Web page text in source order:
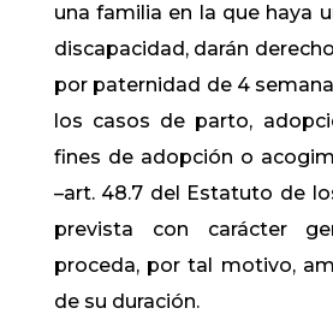
una familia en la que haya
discapacidad, darán
por paternidad de 4
los casos de parto,
fines de adopción o
–art. 48.7 del Estatuto de
prevista con carácter
proceda, por tal motivo,
de su duración.